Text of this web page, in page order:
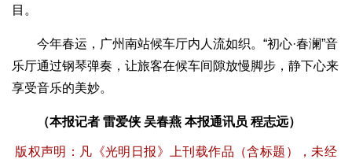
目。
今年春运，广州南站候车厅内人流如织。“初心·春澜”音
乐厅通过钢琴弹奏，让旅客在候车间隙放慢脚步，静下心来
享受音乐的美妙。
（本报记者 雷爱侠 吴春燕 本报通讯员 程志远）
版权声明：凡《光明日报》上刊载作品（含标题），未经